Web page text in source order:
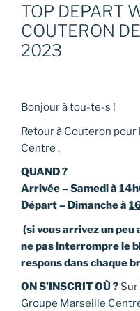
TOP DEPART
COUTERON
2023
Bonjour à tou-te-s !
Retour à Couteron pour
Centre .
QUAND ?
Arrivée – Samedi à
Départ – Dimanche à
(si vous arrivez un
ne pas interrompre le
respons dans chaque
ON S’INSCRIT OÙ ? Sur
Groupe Marseille